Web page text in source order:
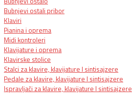
Bubnjevi ostali pribor
Klaviri
Pianina i oprema
Midi kontroleri
Klavijature i oprema
Klavirske stolice
Stalci za klavire, klavijature I sintisajzere
Pedale za klavire, klavijature I sintisajzere
Ispravljači za klavire, klavijature I sintisajzere